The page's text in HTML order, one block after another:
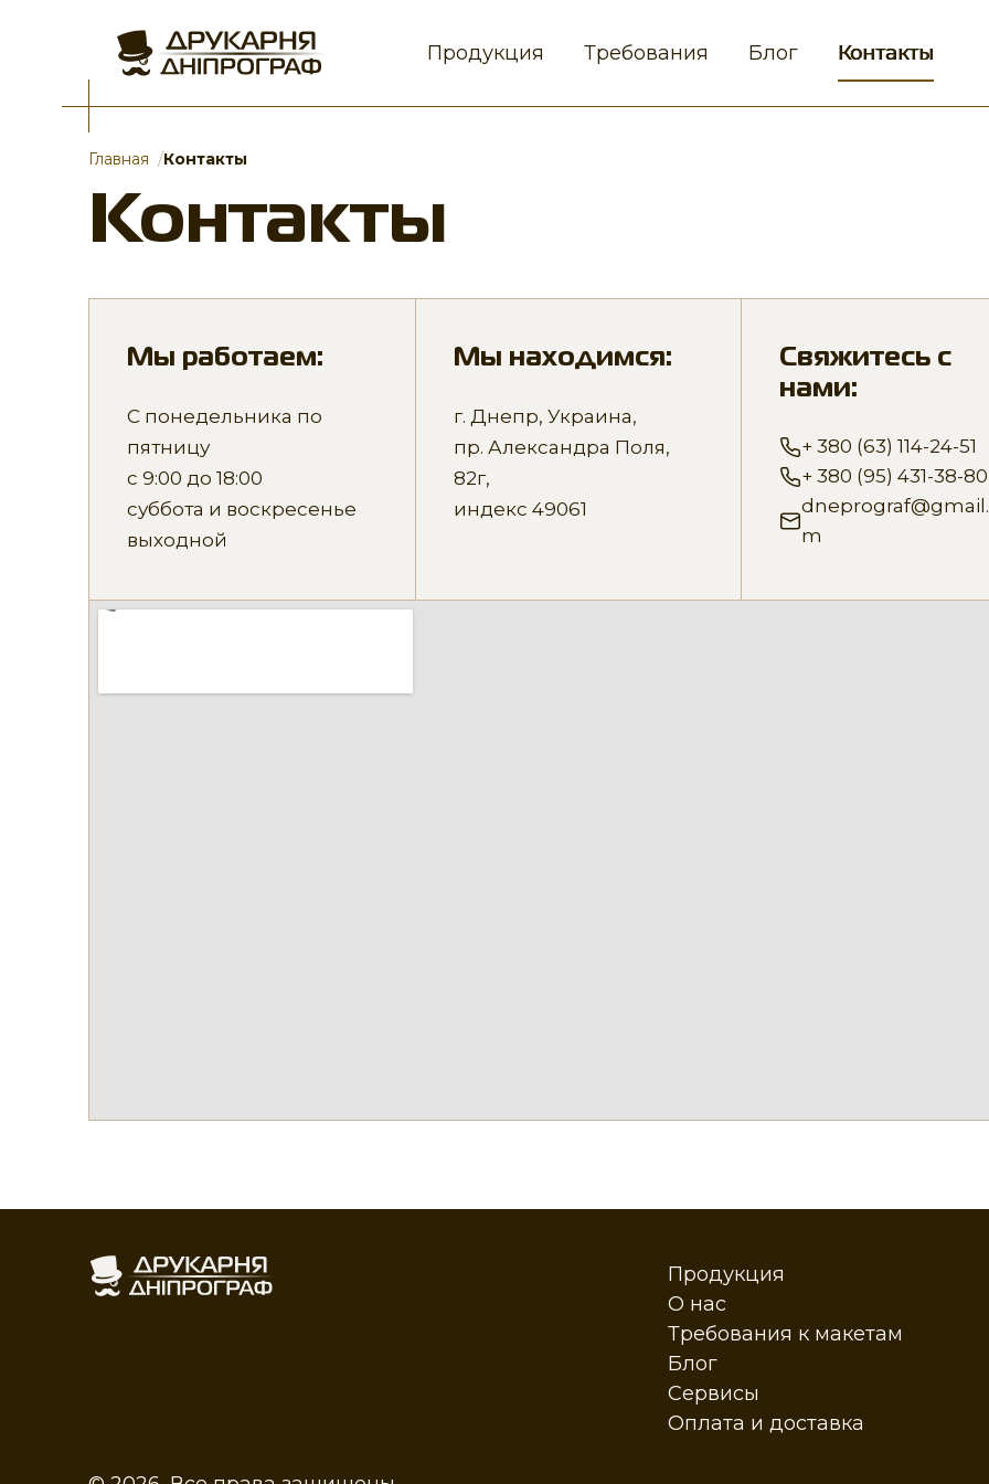
Продукция Требования Блог Контакты
Главная Контакты
Контакты
Мы работаем:
С понедельника по
пятницу
с 9:00 до 18:00
суббота и воскресенье
выходной
Мы находимся:
г. Днепр, Украина,
пр. Александра Поля,
82г,
индекс 49061
Свяжитесь с
нами:
+ 380 (63) 114-24-51
+ 380 (95) 431-38-80
m
Продукция
О нас
Требования к макетам
Блог
Сервисы
Оплата и доставка